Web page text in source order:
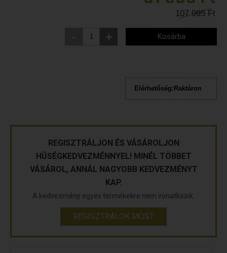
107 995Ft
+ Kosárba
Elérhetőség: Raktáron
REGISZTRÁLJON ÉS VÁSÁROLJON
HŰSÉGKEDVEZMÉNNYEL! MINÉL TÖBBET
VÁSÁROL, ANNÁL NAGYOBB KEDVEZMÉNYT
KAP.
A kedvezmény egyes termékekre nem vonatkozik.
REGISZTRÁLOK MOST